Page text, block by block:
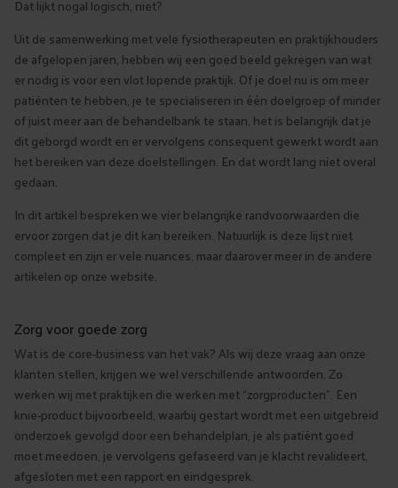
Dat lijkt nogal logisch, niet?
Uit de samenwerking met vele fysiotherapeuten en praktijkhouders
de afgelopen jaren, hebben wij een goed beeld gekregen van wat
er nodig is voor een vlot lopende praktijk. Of je doel nu is om meer
patiënten te hebben, je te specialiseren in één doelgroep of minder
of juist meer aan de behandelbank te staan, het is belangrijk dat je
dit geborgd wordt en er vervolgens consequent gewerkt wordt aan
het bereiken van deze doelstellingen. En dat wordt lang niet overal
gedaan.
In dit artikel bespreken we vier belangrijke randvoorwaarden die
ervoor zorgen dat je dit kan bereiken. Natuurlijk is deze lijst niet
compleet en zijn er vele nuances, maar daarover meer in de andere
artikelen op onze website.
Zorg voor goede zorg
Wat is de core-business van het vak? Als wij deze vraag aan onze
klanten stellen, krijgen we wel verschillende antwoorden. Zo
werken wij met praktijken die werken met “zorgproducten”. Een
knie-product bijvoorbeeld, waarbij gestart wordt met een uitgebreid
onderzoek gevolgd door een behandelplan, je als patiënt goed
moet meedoen, je vervolgens gefaseerd van je klacht revalideert,
afgesloten met een rapport en eindgesprek.